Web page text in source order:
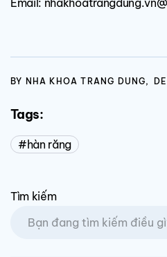
Email:
BY NHA KHOA TRANG DUNG,
Tags:
hàn răng
Tìm kiếm